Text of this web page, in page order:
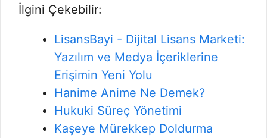
İlgini Çekebilir:
LisansBayi - Dijital Lisans Marketi:
Yazılım ve Medya İçeriklerine
Erişimin Yeni Yolu
Hanime Anime Ne Demek?
Hukuki Süreç Yönetimi
Kaşeye Mürekkep Doldurma